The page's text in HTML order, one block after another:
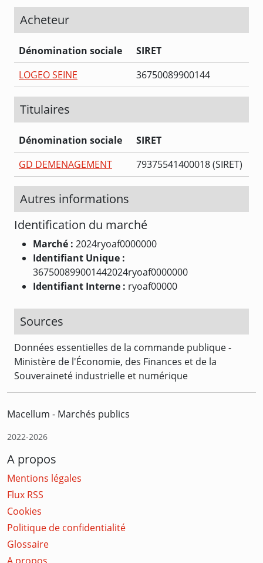
Acheteur
Dénomination sociale
SIRET
LOGEO SEINE
36750089900144
Titulaires
Dénomination sociale
SIRET
GD DEMENAGEMENT
79375541400018 (SIRET)
Autres informations
Identification du marché
Marché : 2024ryoaf0000000
Identifiant Unique :
367500899001442024ryoaf0000000
Identifiant Interne : ryoaf00000
Sources
Données essentielles de la commande publique -
Ministère de l'Économie, des Finances et de la
Souveraineté industrielle et numérique
Macellum - Marchés publics
2022-2026
A propos
Mentions légales
Flux RSS
Cookies
Politique de confidentialité
Glossaire